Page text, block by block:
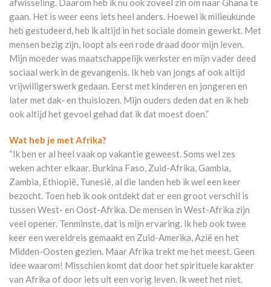
afwisseling. Daarom heb ik nu ook zoveel zin om naar Ghana te
gaan. Het is weer eens iets heel anders. Hoewel ik milieukunde
heb gestudeerd, heb ik altijd in het sociale domein gewerkt. Met
mensen bezig zijn, loopt als een rode draad door mijn leven.
Mijn moeder was maatschappelijk werkster en mijn vader deed
sociaal werk in de gevangenis. Ik heb van jongs af ook altijd
vrijwilligerswerk gedaan. Eerst met kinderen en jongeren en
later met dak- en thuislozen. Mijn ouders deden dat en ik heb
ook altijd het gevoel gehad dat ik dat moest doen.”
Wat heb je met Afrika?
“Ik ben er al heel vaak op vakantie geweest. Soms wel zes
weken achter elkaar. Burkina Faso, Zuid-Afrika, Gambia,
Zambia, Ethiopië, Tunesië, al die landen heb ik wel een keer
bezocht. Toen heb ik ook ontdekt dat er een groot verschil is
tussen West- en Oost-Afrika. De mensen in West-Afrika zijn
veel opener. Tenminste, dat is mijn ervaring. Ik heb ook twee
keer een wereldreis gemaakt en Zuid-Amerika, Azië en het
Midden-Oosten gezien. Maar Afrika trekt me het meest. Geen
idee waarom! Misschien komt dat door het spirituele karakter
van Afrika of door iets uit een vorig leven. Ik weet het niet.